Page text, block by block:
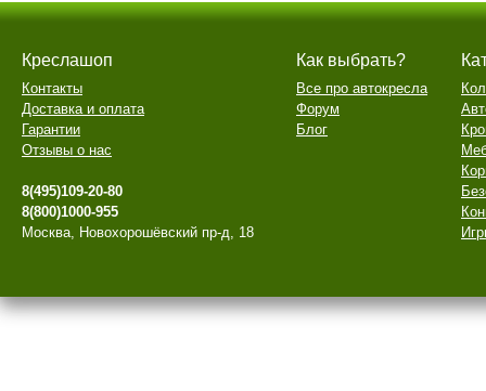
Креслашоп
Контакты
Доставка и оплата
Гарантии
Отзывы о нас
8(495)109-20-80
8(800)1000-955
Москва, Новохорошёвский пр-д, 18
Как выбрать?
Все про автокресла
Форум
Блог